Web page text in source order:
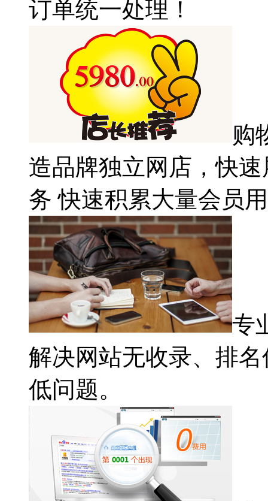
订单统一处理！
购
造品牌独立网店，快
务 快速积累大量会员
专
解决网站无收录、排
低问题。